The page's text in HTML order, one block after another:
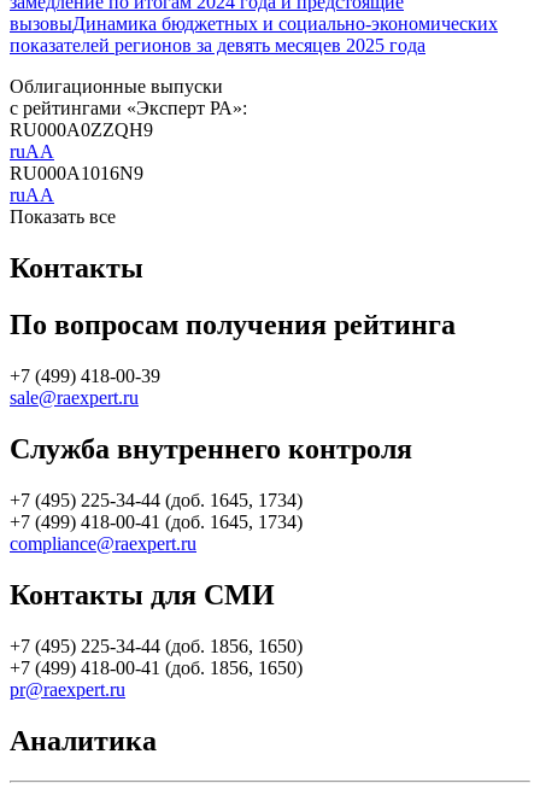
вызовыДинамика бюджетных и социально-экономических
показателей регионов за девять месяцев 2025 года
Облигационные выпуски
с рейтингами «Эксперт РА»:
RU000A0ZZQH9
ruAA
RU000A1016N9
ruAA
Показать все
Контакты
По вопросам получения рейтинга
+7 (499) 418-00-39
sale@raexpert.ru
Служба внутреннего контроля
+7 (495) 225-34-44 (доб. 1645, 1734)
+7 (499) 418-00-41 (доб. 1645, 1734)
compliance@raexpert.ru
Контакты для СМИ
+7 (495) 225-34-44 (доб. 1856, 1650)
+7 (499) 418-00-41 (доб. 1856, 1650)
pr@raexpert.ru
Аналитика